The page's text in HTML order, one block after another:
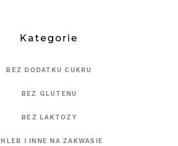
Kategorie
BEZ DODATKU CUKRU
BEZ GLUTENU
BEZ LAKTOZY
I INNE NA ZAKWASIE